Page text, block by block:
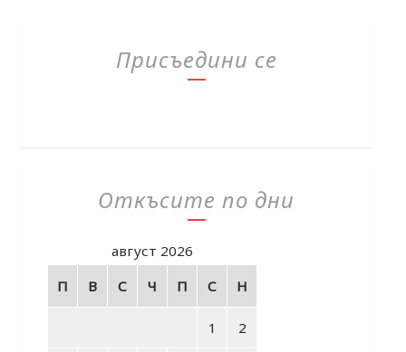
Присъедини се
Откъсите по дни
август 2026
П
В С Ч П С Н
1 2